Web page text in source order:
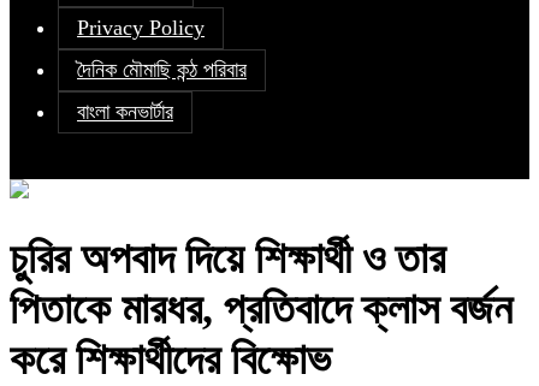
Privacy Policy
দৈনিক মৌমাছি কন্ঠ পরিবার
বাংলা কনভার্টার
চুরির অপবাদ দিয়ে শিক্ষার্থী ও তার
পিতাকে মারধর, প্রতিবাদে ক্লাস বর্জন
করে শিক্ষার্থীদের বিক্ষোভ